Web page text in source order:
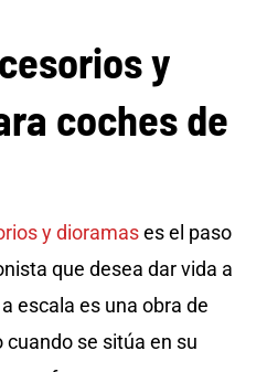
y
coches de
y dioramases el paso
que desea dar vida a
escala es una obra de
se sitúa en su